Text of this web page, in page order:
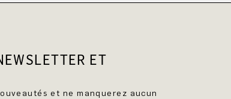
ET
et ne manquerez aucun